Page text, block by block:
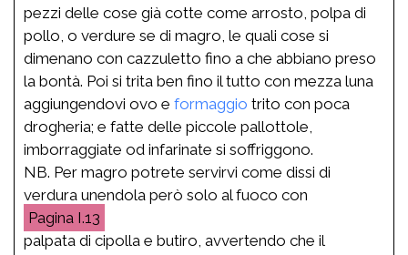
pezzi delle cose già cotte come arrosto, polpa di
pollo, o verdure se di magro, le quali cose si
dimenano con cazzuletto fino a che abbiano preso
la bontà. Poi si trita ben fino il tutto con mezza luna
aggiungendovi ovo e formaggio trito con poca
drogheria; e fatte delle piccole pallottole,
imborraggiate od infarinate si soffriggono.
NB. Per magro potrete servirvi come dissi di
verdura unendola però solo al fuoco con
I.13
palpata di cipolla e butiro, avvertendo che il